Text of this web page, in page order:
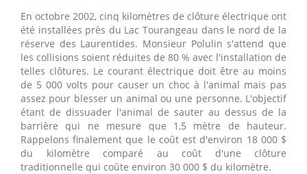
En octobre 2002, cinq kilomètres de clôture électrique ont
été installées près du Lac Tourangeau dans le nord de la
réserve des Laurentides. Monsieur Polulin s'attend que
les collisions soient réduites de 80 % avec l'installation de
telles clôtures. Le courant électrique doit être au moins
de 5 000 volts pour causer un choc à l'animal mais pas
assez pour blesser un animal ou une personne. L'objectif
étant de dissuader l'animal de sauter au dessus de la
barrière qui ne mesure que 1,5 mètre de hauteur.
Rappelons finalement que le coût est d'environ 18 000 $
du kilomètre comparé au coût d'une clôture
traditionnelle qui coûte environ 30 000 $ du kilomètre.